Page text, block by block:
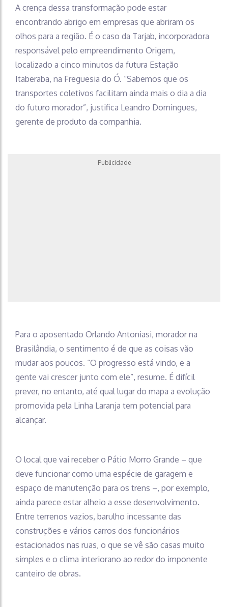
A crença dessa transformação pode estar
encontrando abrigo em empresas que abriram os
olhos para a região. É o caso da Tarjab, incorporadora
responsável pelo empreendimento Origem,
localizado a cinco minutos da futura Estação
Itaberaba, na Freguesia do Ó. “Sabemos que os
transportes coletivos facilitam ainda mais o dia a dia
do futuro morador”, justifica Leandro Domingues,
gerente de produto da companhia.
Publicidade
Para o aposentado Orlando Antoniasi, morador na
Brasilândia, o sentimento é de que as coisas vão
mudar aos poucos. “O progresso está vindo, e a
gente vai crescer junto com ele”, resume. É difícil
prever, no entanto, até qual lugar do mapa a evolução
promovida pela Linha Laranja tem potencial para
alcançar.
O local que vai receber o Pátio Morro Grande – que
deve funcionar como uma espécie de garagem e
espaço de manutenção para os trens –, por exemplo,
ainda parece estar alheio a esse desenvolvimento.
Entre terrenos vazios, barulho incessante das
construções e vários carros dos funcionários
estacionados nas ruas, o que se vê são casas muito
simples e o clima interiorano ao redor do imponente
canteiro de obras.